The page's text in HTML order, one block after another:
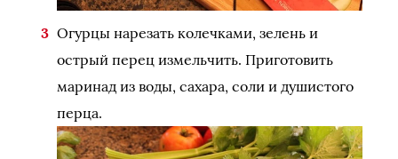
Огурцы нарезать колечками, зелень и
острый перец измельчить. Приготовить
маринад из воды, сахара, соли и душистого
перца.